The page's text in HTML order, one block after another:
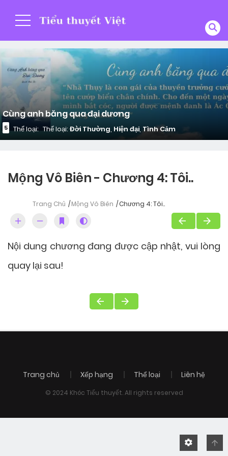
Cùng anh băng qua đại dương
5 Thể loại: Thể loại: Đời Thường, Hiện đại, Tình Cảm
Mộng Vô Biên - Chương 4: Tôi..
Trang Chủ Mộng Vô Biên Chương 4: Tôi..
Nội dung chương đang được cập nhật, vui lòng
quay lại sau!
Trang chủ Xếp hạng Thể loại Liên hệ
© 2024 Khóc Tiểu thuyết. All rights reserved